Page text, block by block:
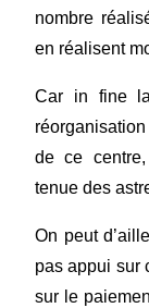
nombre
en réalisent
Car in fine
de ce
tenue des
On peut
pas appui sur
sur le